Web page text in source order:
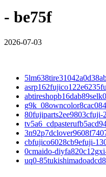
- be75f
2026-07-03
80fujiparts2ee9803cfuji-
cbfujico6028cb9efuji-
0cmaido-
uq0-